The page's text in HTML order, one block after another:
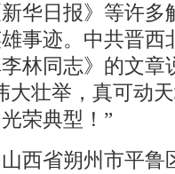
华日报》等许多
事迹。中共晋西
林同志》的文章
大壮举，真可动
荣典型！”
省朔州市平鲁